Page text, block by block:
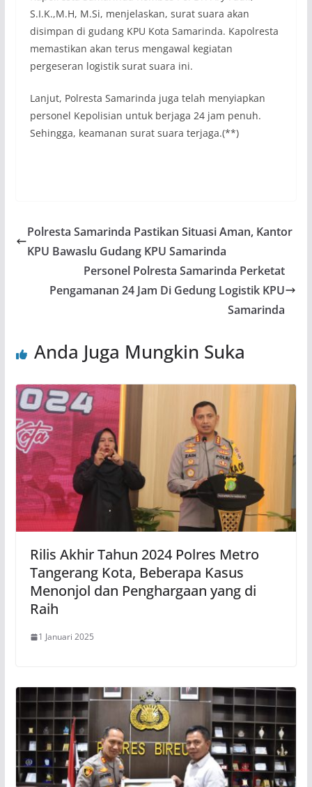
S.I.K.,M.H, M.Si, menjelaskan, surat suara akan
disimpan di gudang KPU Kota Samarinda. Kapolresta
memastikan akan terus mengawal kegiatan
pergeseran logistik surat suara ini.
Lanjut, Polresta Samarinda juga telah menyiapkan
personel Kepolisian untuk berjaga 24 jam penuh.
Sehingga, keamanan surat suara terjaga.(**)
Polresta Samarinda Pastikan Situasi Aman, Kantor
KPU Bawaslu Gudang KPU Samarinda
Personel Polresta Samarinda Perketat
Pengamanan 24 Jam Di Gedung Logistik KPU
Samarinda
Anda Juga Mungkin Suka
Rilis Akhir Tahun 2024 Polres Metro
Tangerang Kota, Beberapa Kasus
Menonjol dan Penghargaan yang di
Raih
1 Januari 2025